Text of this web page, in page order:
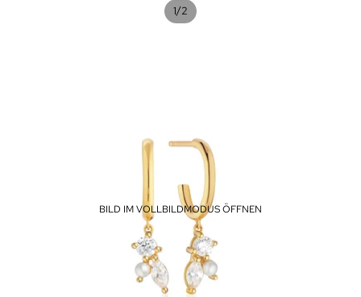
1/2
BILD IM VOLLBILDMODUS ÖFFNEN